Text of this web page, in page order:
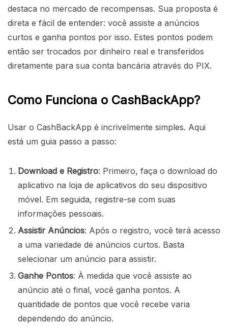
destaca no mercado de recompensas. Sua proposta é
direta e fácil de entender: você assiste a anúncios
curtos e ganha pontos por isso. Estes pontos podem
então ser trocados por dinheiro real e transferidos
diretamente para sua conta bancária através do PIX.
Como Funciona o CashBackApp?
Usar o CashBackApp é incrivelmente simples. Aqui
está um guia passo a passo:
Download e Registro: Primeiro, faça o download do
aplicativo na loja de aplicativos do seu dispositivo
móvel. Em seguida, registre-se com suas
informações pessoais.
Assistir Anúncios: Após o registro, você terá acesso
a uma variedade de anúncios curtos. Basta
selecionar um anúncio para assistir.
Ganhe Pontos: À medida que você assiste ao
anúncio até o final, você ganha pontos. A
quantidade de pontos que você recebe varia
dependendo do anúncio.